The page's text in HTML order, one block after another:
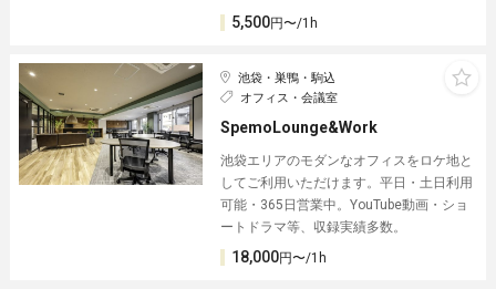
5,500円〜/1h
池袋・巣鴨・駒込
オフィス・会議室
SpemoLounge&Work
池袋エリアのモダンなオフィスをロケ地と
してご利用いただけます。平日・土日利用
可能・365日営業中。YouTube動画・ショ
ートドラマ等、収録実績多数。
18,000円〜/1h